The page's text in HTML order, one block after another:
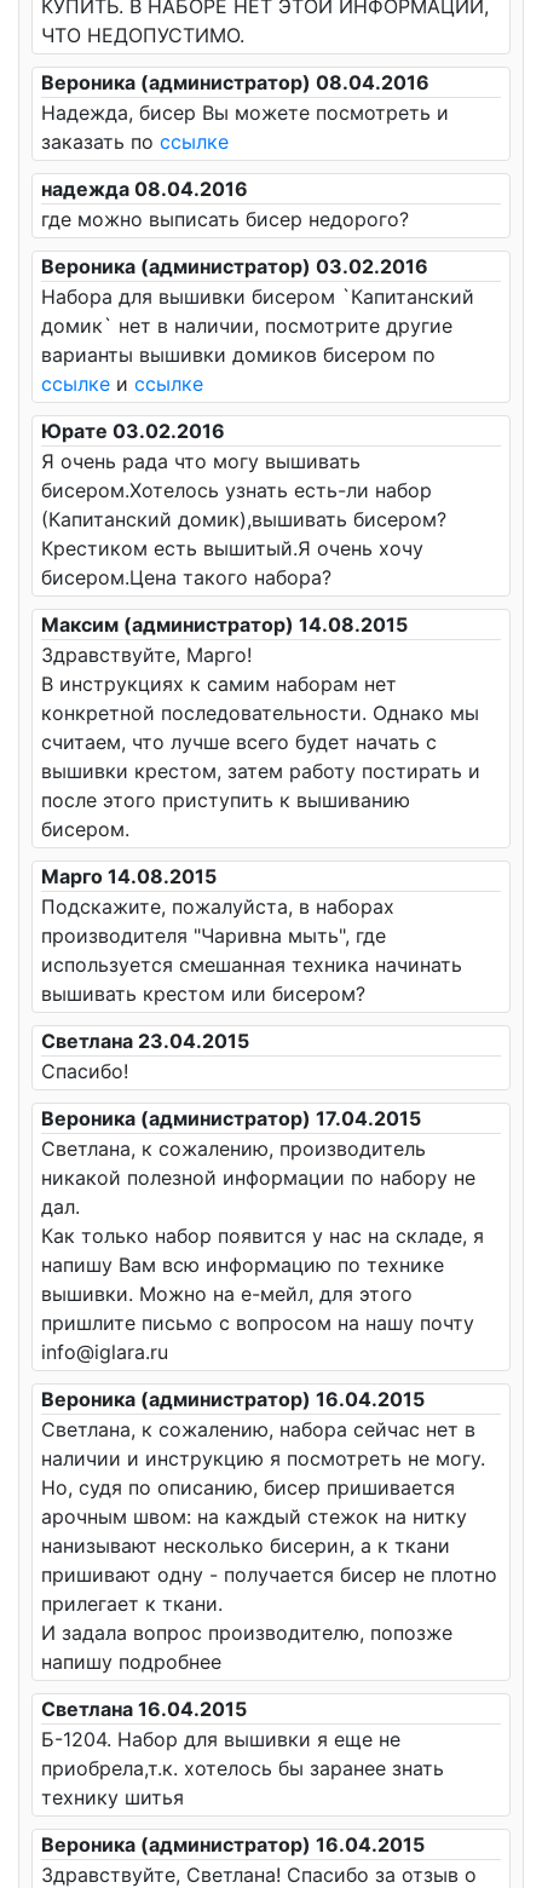
КУПИТЬ. В НАБОРЕ НЕТ ЭТОЙ ИНФОРМАЦИИ,
ЧТО НЕДОПУСТИМО.
Вероника (администратор) 08.04.2016
Надежда, бисер Вы можете посмотреть и
заказать по ссылке
надежда 08.04.2016
где можно выписать бисер недорого?
Вероника (администратор) 03.02.2016
Набора для вышивки бисером `Капитанский
домик` нет в наличии, посмотрите другие
варианты вышивки домиков бисером по
ссылке и ссылке
Юрате 03.02.2016
Я очень рада что могу вышивать
бисером.Хотелось узнать есть-ли набор
(Капитанский домик),вышивать бисером?
Крестиком есть вышитый.Я очень хочу
бисером.Цена такого набора?
Максим (администратор) 14.08.2015
Здравствуйте, Марго!
В инструкциях к самим наборам нет
конкретной последовательности. Однако мы
считаем, что лучше всего будет начать с
вышивки крестом, затем работу постирать и
после этого приступить к вышиванию
бисером.
Марго 14.08.2015
Подскажите, пожалуйста, в наборах
производителя "Чаривна мыть", где
используется смешанная техника начинать
вышивать крестом или бисером?
Светлана 23.04.2015
Спасибо!
Вероника (администратор) 17.04.2015
Светлана, к сожалению, производитель
никакой полезной информации по набору не
дал.
Как только набор появится у нас на складе, я
напишу Вам всю информацию по технике
вышивки. Можно на е-мейл, для этого
пришлите письмо с вопросом на нашу почту
info@iglara.ru
Вероника (администратор) 16.04.2015
Светлана, к сожалению, набора сейчас нет в
наличии и инструкцию я посмотреть не могу.
Но, судя по описанию, бисер пришивается
арочным швом: на каждый стежок на нитку
нанизывают несколько бисерин, а к ткани
пришивают одну - получается бисер не плотно
прилегает к ткани.
И задала вопрос производителю, попозже
напишу подробнее
Светлана 16.04.2015
Б-1204. Набор для вышивки я еще не
приобрела,т.к. хотелось бы заранее знать
технику шитья
Вероника (администратор) 16.04.2015
Здравствуйте, Светлана! Спасибо за отзыв о